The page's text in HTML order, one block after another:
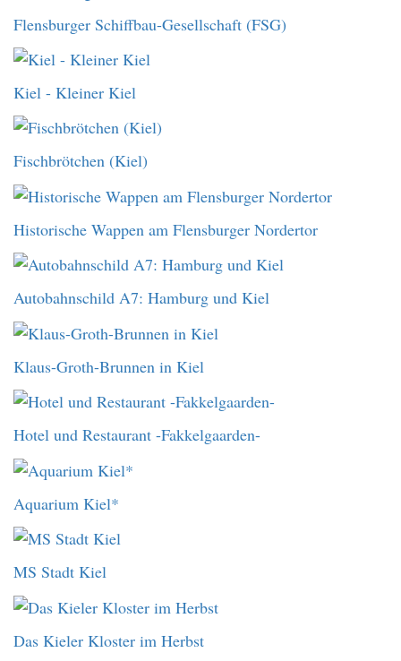
Flensburger Schiffbau-Gesellschaft (FSG)
Kiel - Kleiner Kiel
Fischbrötchen (Kiel)
Historische Wappen am Flensburger Nordertor
Autobahnschild A7: Hamburg und Kiel
Klaus-Groth-Brunnen in Kiel
Hotel und Restaurant -Fakkelgaarden-
Aquarium Kiel*
MS Stadt Kiel
Das Kieler Kloster im Herbst